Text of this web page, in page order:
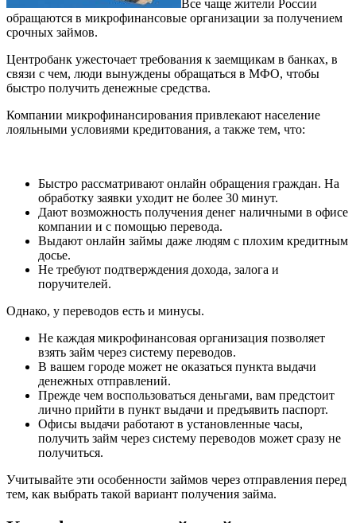
Все чаще жители России
обращаются в микрофинансовые организации за получением
срочных займов.
Центробанк ужесточает требования к заемщикам в банках, в
связи с чем, люди вынуждены обращаться в МФО, чтобы
быстро получить денежные средства.
Компании микрофинансирования привлекают население
лояльными условиями кредитования, а также тем, что:
Быстро рассматривают онлайн обращения граждан. На
обработку заявки уходит не более 30 минут.
Дают возможность получения денег наличными в офисе
компании и с помощью перевода.
Выдают онлайн займы даже людям с плохим кредитным
досье.
Не требуют подтверждения дохода, залога и
поручителей.
Однако, у переводов есть и минусы.
Не каждая микрофинансовая организация позволяет
взять займ через систему переводов.
В вашем городе может не оказаться пункта выдачи
денежных отправлений.
Прежде чем воспользоваться деньгами, вам предстоит
лично прийти в пункт выдачи и предъявить паспорт.
Офисы выдачи работают в установленные часы,
получить займ через систему переводов может сразу не
получиться.
Учитывайте эти особенности займов через отправления перед
тем, как выбрать такой вариант получения займа.